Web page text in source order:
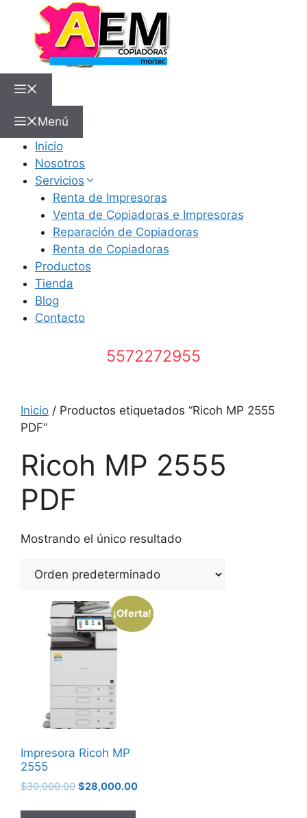
Menú
Inicio
Nosotros
Servicios
Renta de Impresoras
Venta de Copiadoras e Impresoras
Reparación de Copiadoras
Renta de Copiadoras
Productos
Tienda
Blog
Contacto
5572272955
Inicio / Productos etiquetados “Ricoh MP 2555
PDF”
Ricoh MP 2555
PDF
Mostrando el único resultado
¡Oferta!
Impresora Ricoh MP
2555
$30,000.00 $28,000.00